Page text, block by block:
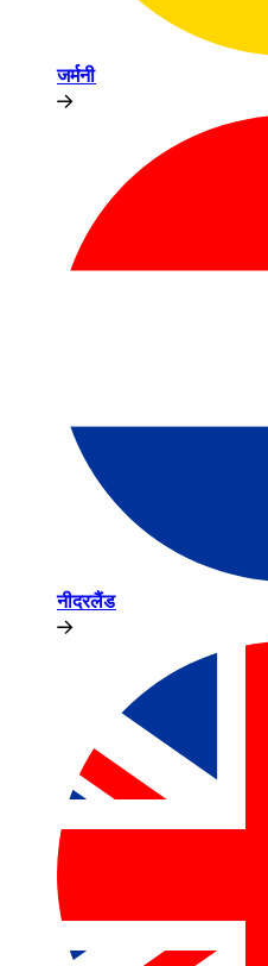
जर्मनी​​
नीदरलैंड​​